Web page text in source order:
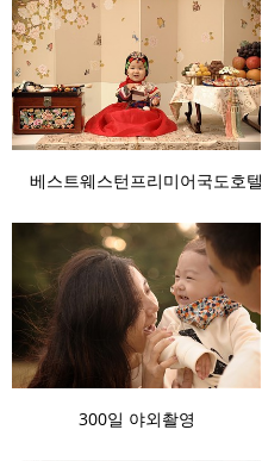
베스트웨스턴프리미어국도호텔
300일 야외촬영